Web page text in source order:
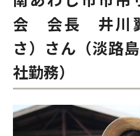
会 会長 井川
さ）さん（淡路
社勤務）